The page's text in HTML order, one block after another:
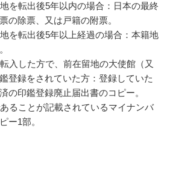
を転出後5年以内の場合：日本の最終
の除票、又は戸籍の附票。
を転出後5年以上経過の場合：本籍地
入した方で、前在留地の大使館（又
登録をされていた方：登録していた
の印鑑登録廃止届出書のコピー。
ることが記載されているマイナンバ
ー1部。